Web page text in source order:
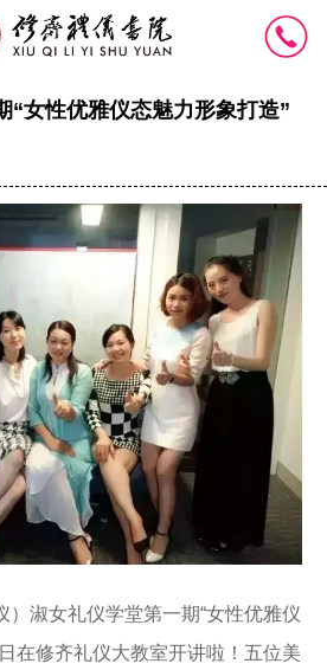
“女性优雅仪态魅力形象打造”
）淑女礼仪学堂第一期“女性优雅仪
在修齐礼仪大教室开讲啦！五位美